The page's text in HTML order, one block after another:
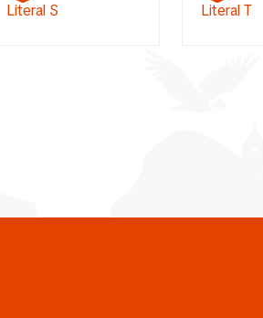
Literal S Literal T